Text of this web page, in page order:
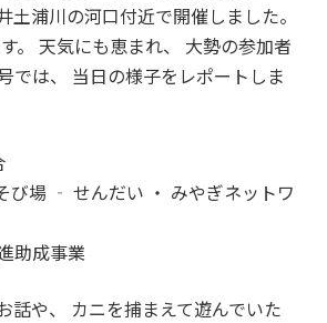
浦川の河口付近で開催しました。
。 天気にも恵まれ、 大勢の参加者
では、 当日の様子をレポートしま
び場 ‐ せんだい ・ みやぎネットワ
助成事業
話や、 カニを捕まえて遊んでいた